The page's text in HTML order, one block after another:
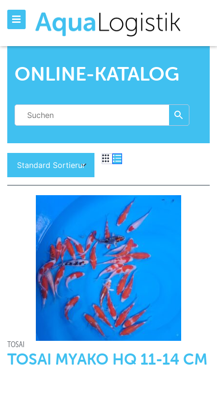
ONLINE-KATALOG
TOSAI
TOSAI MYAKO HQ 11-14 CM